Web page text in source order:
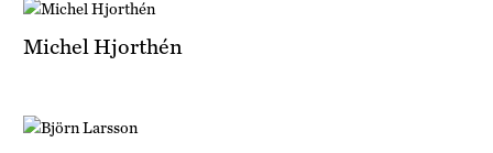
Michel Hjorthén